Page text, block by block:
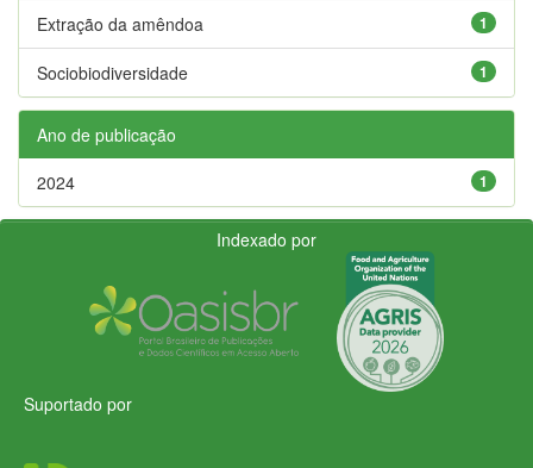
1
Extração da amêndoa
1
Sociobiodiversidade
Ano de publicação
1
2024
Indexado por
Suportado por